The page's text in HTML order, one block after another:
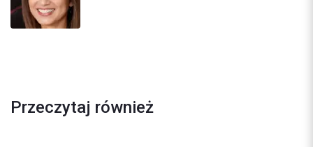
Przeczytaj również